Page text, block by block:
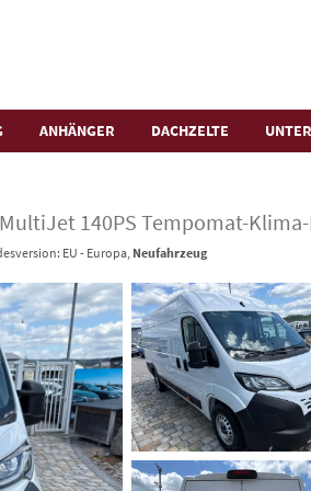
ANHÄNGER DACHZELTE
140PS Tempomat-
EU - Europa, Neufahrzeug